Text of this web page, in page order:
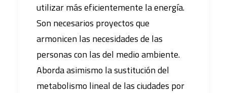
utilizar más eficientemente la energía.
Son necesarios proyectos que
armonicen las necesidades de las
personas con las del medio ambiente.
Aborda asimismo la sustitución del
metabolismo lineal de las ciudades por